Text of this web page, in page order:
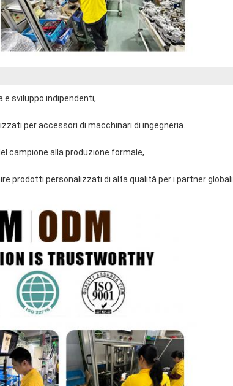
e sviluppo indipendenti,
per accessori di macchinari di ingegneria.
campione alla produzione formale,
prodotti personalizzati di alta qualità per i partner globali.